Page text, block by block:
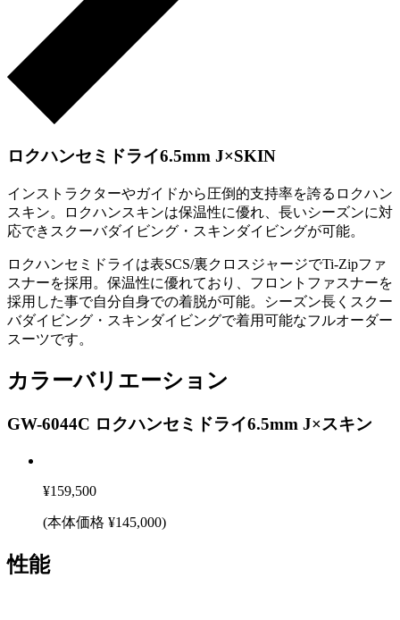
ロクハンセミドライ6.5mm J×SKIN
インストラクターやガイドから圧倒的支持率を誇るロクハン
スキン。ロクハンスキンは保温性に優れ、長いシーズンに対
応できスクーバダイビング・スキンダイビングが可能。
ロクハンセミドライは表SCS/裏クロスジャージでTi-Zipファ
スナーを採用。保温性に優れており、フロントファスナーを
採用した事で自分自身での着脱が可能。シーズン長くスクー
バダイビング・スキンダイビングで着用可能なフルオーダー
スーツです。
カラーバリエーション
GW-6044C ロクハンセミドライ6.5mm J×スキン
¥159,500
(本体価格 ¥145,000)
性能